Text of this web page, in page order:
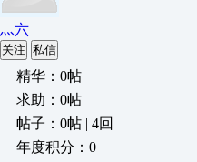
灬六
关注 私信
精华：0帖
求助：0帖
帖子：0帖 | 4回
年度积分：0